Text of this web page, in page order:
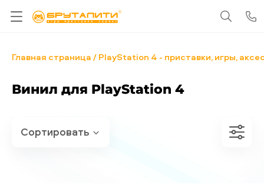
Главная страница PlayStation 4 - приставки, игры,
Винил для PlayStation 4